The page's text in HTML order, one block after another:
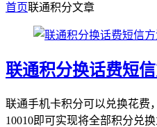
首页联通积分文章
联通积分换话费短信
联通手机卡积分可以兑换花费
10010即可实现将全部积分兑